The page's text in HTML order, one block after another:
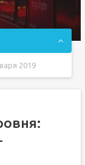
2019
для жизни
для жизни и